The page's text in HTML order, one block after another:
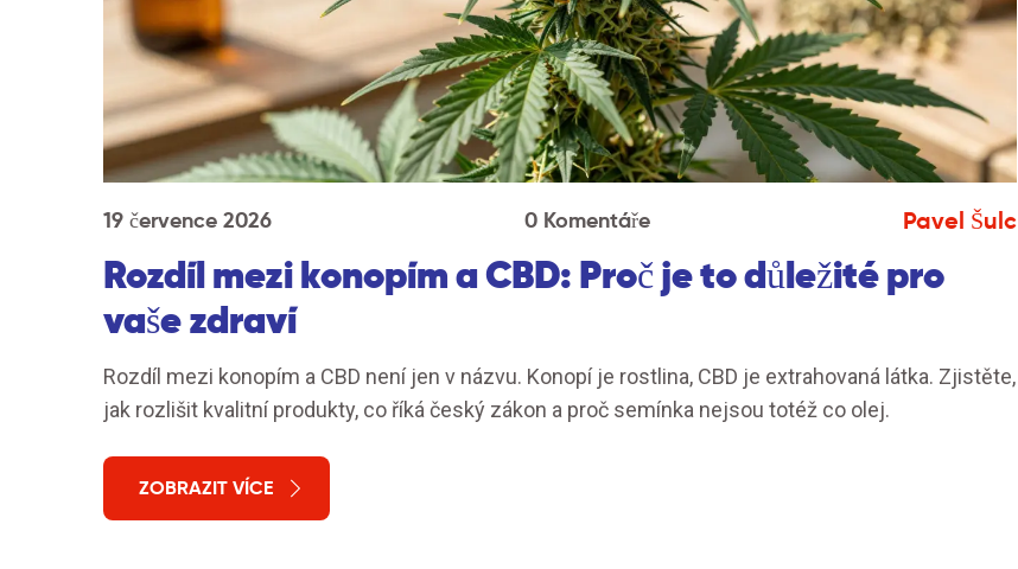
19 července 2026 0 Komentáře Pavel Šulc
Rozdíl mezi konopím a CBD: Proč je to důležité pro
vaše zdraví
Rozdíl mezi konopím a CBD není jen v názvu. Konopí je rostlina, CBD je extrahovaná látka. Zjistěte,
jak rozlišit kvalitní produkty, co říká český zákon a proč semínka nejsou totéž co olej.
ZOBRAZIT VÍCE